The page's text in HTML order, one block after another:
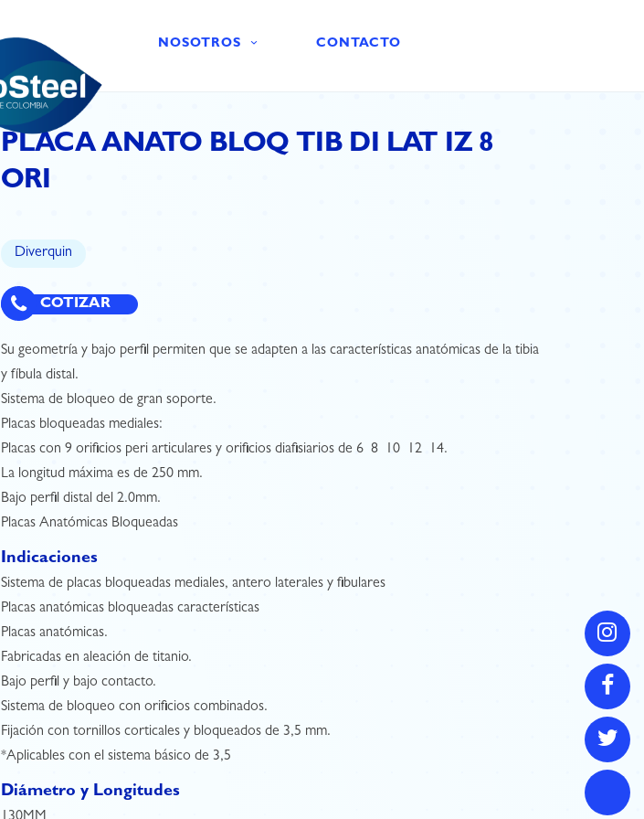
NOSOTROS CONTACTO
PLACA ANATO BLOQ TIB DI LAT IZ 8
ORI
Diverquin
COTIZAR
Su geometría y bajo perfil permiten que se adapten a las características anatómicas de la tibia
y fíbula distal.
Sistema de bloqueo de gran soporte.
Placas bloqueadas mediales:
Placas con 9 orificios peri articulares y orificios diafisiarios de 6  8  10  12  14.
La longitud máxima es de 250 mm.
Bajo perfil distal del 2.0mm.
Placas Anatómicas Bloqueadas
Indicaciones
Sistema de placas bloqueadas mediales, antero laterales y fibulares
Placas anatómicas bloqueadas características
Placas anatómicas.
Fabricadas en aleación de titanio.
Bajo perfil y bajo contacto.
Sistema de bloqueo con orificios combinados.
Fijación con tornillos corticales y bloqueados de 3,5 mm.
*Aplicables con el sistema básico de 3,5
Diámetro y Longitudes